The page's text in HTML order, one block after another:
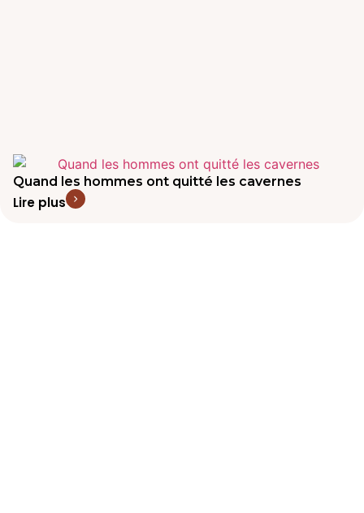
Quand les hommes ont quitté les cavernes
Lire plus